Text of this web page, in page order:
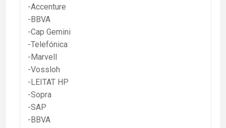
-Accenture
-BBVA
-Cap Gemini
-Telefónica
-Marvell
-Vossloh
-LEITAT HP
-Sopra
-SAP
-BBVA